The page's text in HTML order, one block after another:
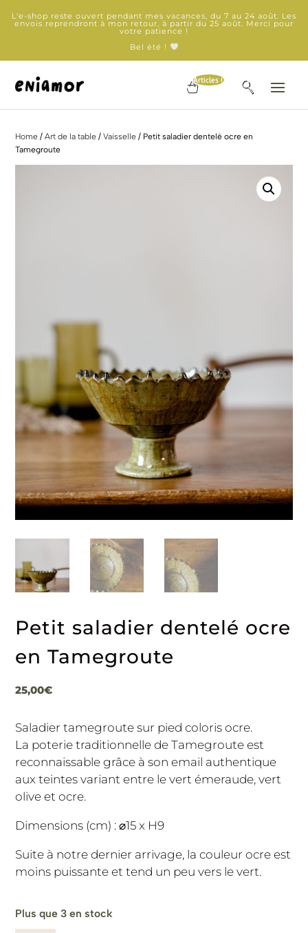
L'e-shop reste ouvert pendant mes vacances, du 7 au 24 août. Les
envois reprendront à mon retour, à partir du 25 août. Merci pour
votre patience !
Bel été !
Articles 0
Home /Art de la table /Vaisselle / Petit saladier dentelé ocre en
Tamegroute
Petit saladier dentelé ocre
en Tamegroute
25,00€
Saladier tamegroute sur pied coloris ocre.
La poterie traditionnelle de Tamegroute est
reconnaissable grâce à son email authentique
aux teintes variant entre le vert émeraude, vert
olive et ocre.
Dimensions (cm) : ⌀15 x H9
Suite à notre dernier arrivage, la couleur ocre est
moins puissante et tend un peu vers le vert.
Plus que 3 en stock